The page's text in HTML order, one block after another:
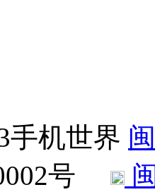
手机世界
号